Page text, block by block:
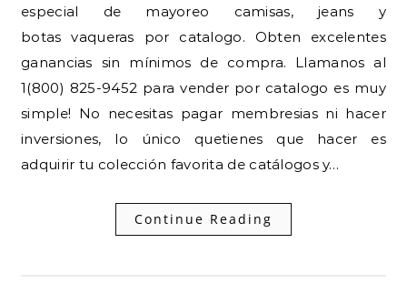
especial de mayoreo camisas, jeans y
botas vaqueras por catalogo. Obten excelentes
ganancias sin mínimos de compra. Llamanos al
1(800) 825-9452 para vender por catalogo es muy
simple! No necesitas pagar membresias ni hacer
inversiones, lo único quetienes que hacer es
adquirir tu colección favorita de catálogos y…
Continue Reading